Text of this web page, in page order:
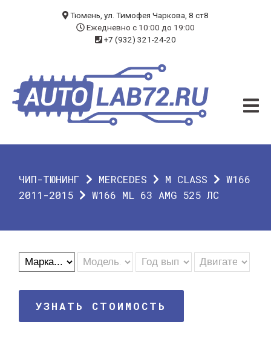
ЧИП-ТЮНИНГ
ДИАГНОСТИКА
О КОМПАНИИ
ГАРАНТИЯ
Тюмень, ул. Тимофея Чаркова, 8 ст8
Ежедневно с 10:00 до 19:00
+7 (932) 321-24-20
ЧИП-ТЮНИНГ MERCEDES M CLASS
W166
2011-2015
W166 ML 63 AMG 525 ЛС
УЗНАТЬ СТОИМОСТЬ